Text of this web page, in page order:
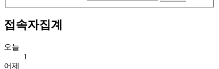
접속자집계
오늘
1
어제